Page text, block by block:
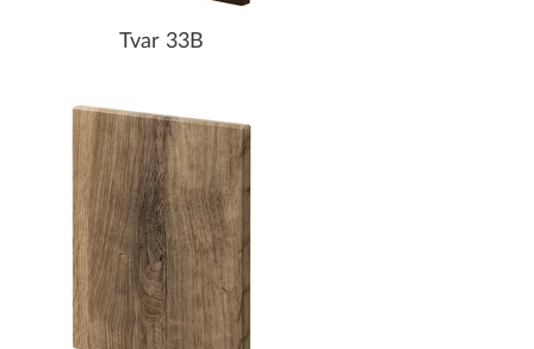
Tvar 33B